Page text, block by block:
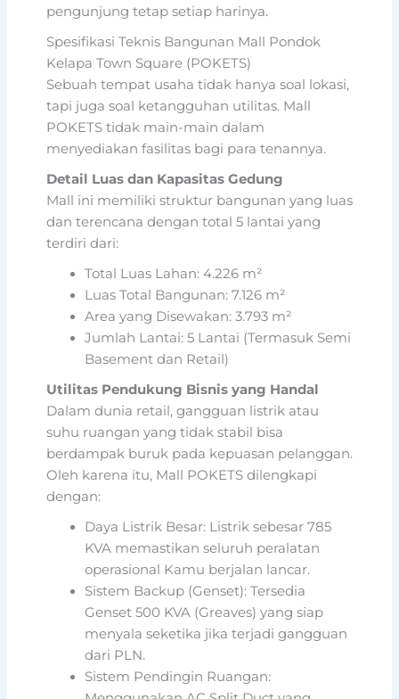
pengunjung tetap setiap harinya.
Spesifikasi Teknis Bangunan Mall Pondok
Kelapa Town Square (POKETS)
Sebuah tempat usaha tidak hanya soal lokasi,
tapi juga soal ketangguhan utilitas. Mall
POKETS tidak main-main dalam
menyediakan fasilitas bagi para tenannya.
Detail Luas dan Kapasitas Gedung
Mall ini memiliki struktur bangunan yang luas
dan terencana dengan total 5 lantai yang
terdiri dari:
Total Luas Lahan: 4.226 m²
Luas Total Bangunan: 7.126 m²
Area yang Disewakan: 3.793 m²
Jumlah Lantai: 5 Lantai (Termasuk Semi
Basement dan Retail)
Utilitas Pendukung Bisnis yang Handal
Dalam dunia retail, gangguan listrik atau
suhu ruangan yang tidak stabil bisa
berdampak buruk pada kepuasan pelanggan.
Oleh karena itu, Mall POKETS dilengkapi
dengan:
Daya Listrik Besar: Listrik sebesar 785
KVA memastikan seluruh peralatan
operasional Kamu berjalan lancar.
Sistem Backup (Genset): Tersedia
Genset 500 KVA (Greaves) yang siap
menyala seketika jika terjadi gangguan
dari PLN.
Sistem Pendingin Ruangan: